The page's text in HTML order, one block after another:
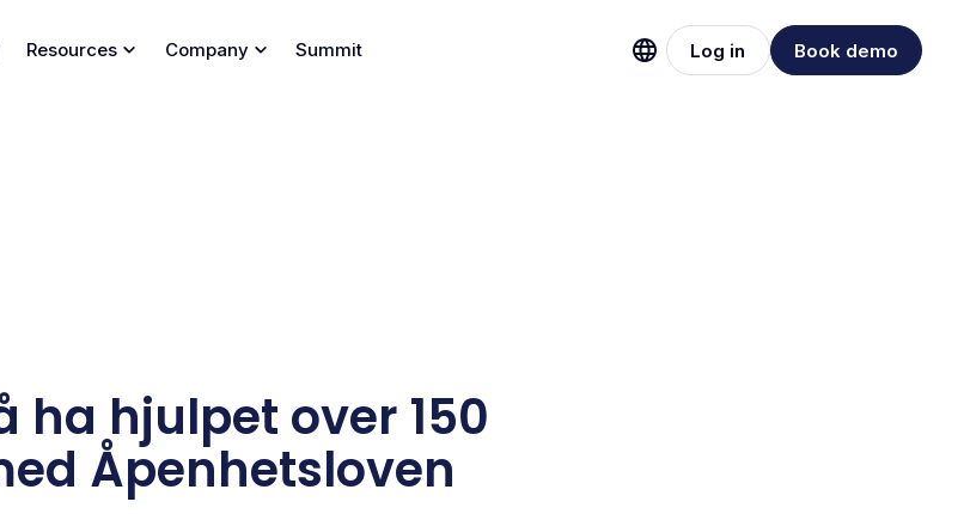
Resources Company Summit Log in Book demo
ha hjulpet over 150
Åpenhetsloven